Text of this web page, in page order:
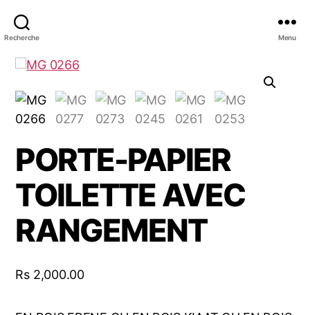
Recherche Menu
PORTE-PAPIER
TOILETTE AVEC
RANGEMENT
Rs 2,000.00